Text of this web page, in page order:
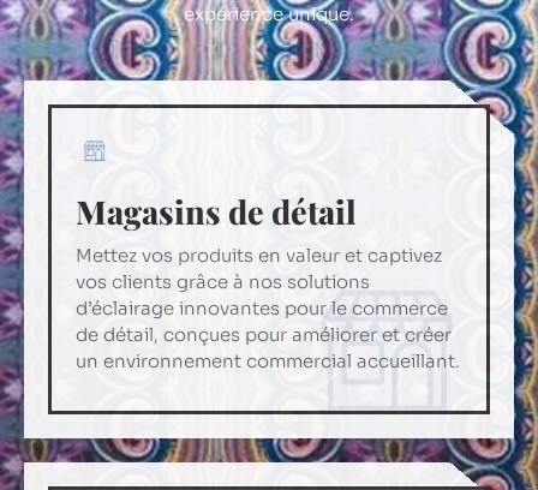
expérience unique.
Résidentiel
Illuminez votre maison avec nos solutions
d’éclairage résidentiel exceptionnelles,
conçues pour créer une atmosphère
chaleureuse et invitante tout en
améliorant la fonctionnalité et le style.
Magasins de détail
Mettez vos produits en valeur et captivez
vos clients grâce à nos solutions
d’éclairage innovantes pour le commerce
de détail, conçues pour améliorer et créer
un environnement commercial accueillant.